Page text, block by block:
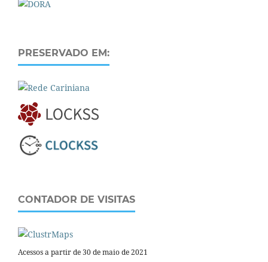
PRESERVADO EM:
CONTADOR DE VISITAS
Acessos a partir de 30 de maio de 2021